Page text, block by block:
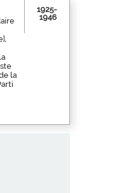
la
1925-
1946